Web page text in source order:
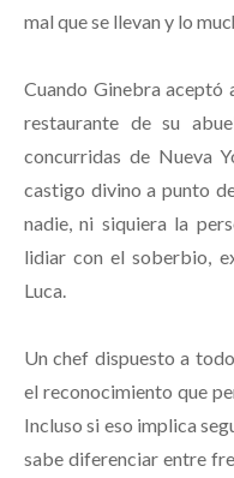
mal que se llevan y lo
Cuando Ginebra aceptó
restaurante de su
concurridas de Nueva
castigo divino a punto
nadie, ni siquiera la
lidiar con el soberbio,
Luca.
Un chef dispuesto a
el reconocimiento que
Incluso si eso implica
sabe diferenciar entre